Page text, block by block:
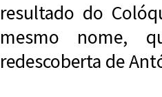
resultado do
mesmo nome,
redescoberta de